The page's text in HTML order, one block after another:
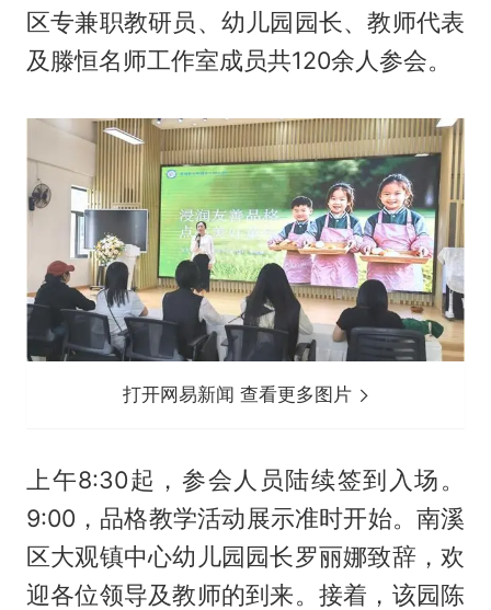
区专兼职教研员、幼儿园园长、教师代表
及滕恒名师工作室成员共120余人参会。
打开网易新闻 查看更多图片
上午8:30起，参会人员陆续签到入场。
9:00，品格教学活动展示准时开始。南溪
区大观镇中心幼儿园园长罗丽娜致辞，欢
迎各位领导及教师的到来。接着，该园陈